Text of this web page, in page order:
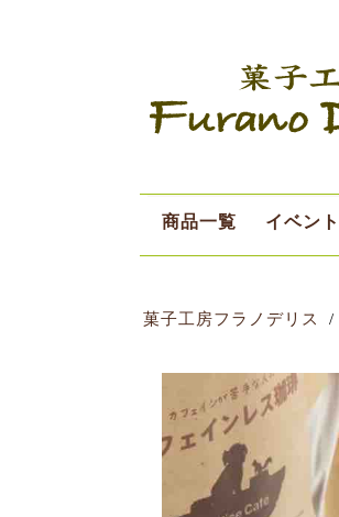
商品一覧 イベント
菓子工房フラノデリス